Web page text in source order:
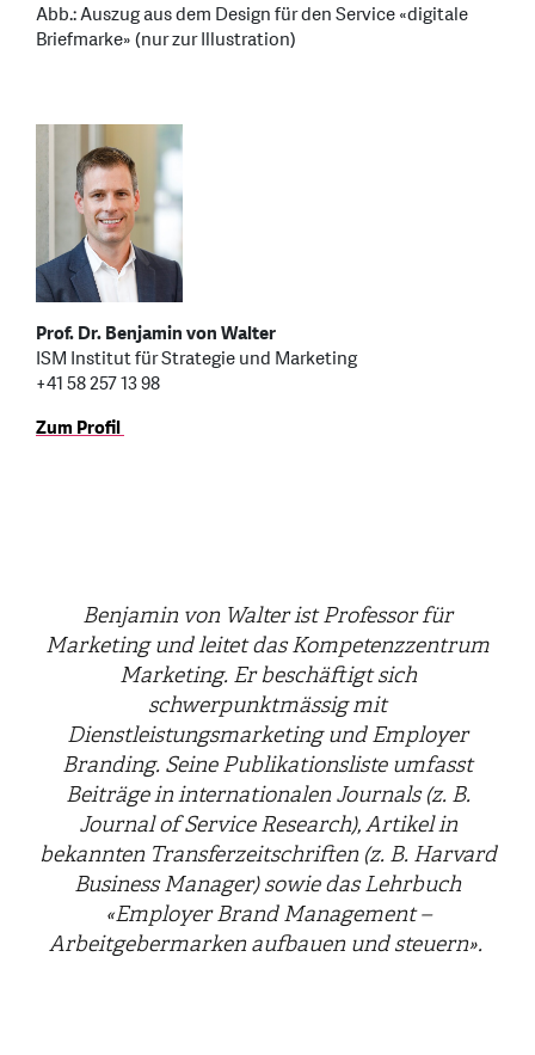
Abb.: Auszug aus dem Design für den Service «digitale
Briefmarke» (nur zur Illustration)
Prof. Dr. Benjamin von Walter
ISM Institut für Strategie und Marketing
+41 58 257 13 98
Zum Profil
Benjamin von Walter ist Professor für
Marketing und leitet das Kompetenzzentrum
Marketing. Er beschäftigt sich
schwerpunktmässig mit
Dienstleistungsmarketing und Employer
Branding. Seine Publikationsliste umfasst
Beiträge in internationalen Journals (z. B.
Journal of Service Research), Artikel in
bekannten Transferzeitschriften (z. B. Harvard
Business Manager) sowie das Lehrbuch
«Employer Brand Management –
Arbeitgebermarken aufbauen und steuern».